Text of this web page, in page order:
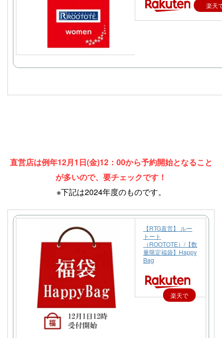
楽天
直営店は例年12月1日(金)12：00から予約開始となること
が多いので、要チェックです！
※下記は2024年度のものです。
【RTG直営】 ルー
トート
（ROOTOTE）/【数
量限定福袋】Happy
Bag
楽天で